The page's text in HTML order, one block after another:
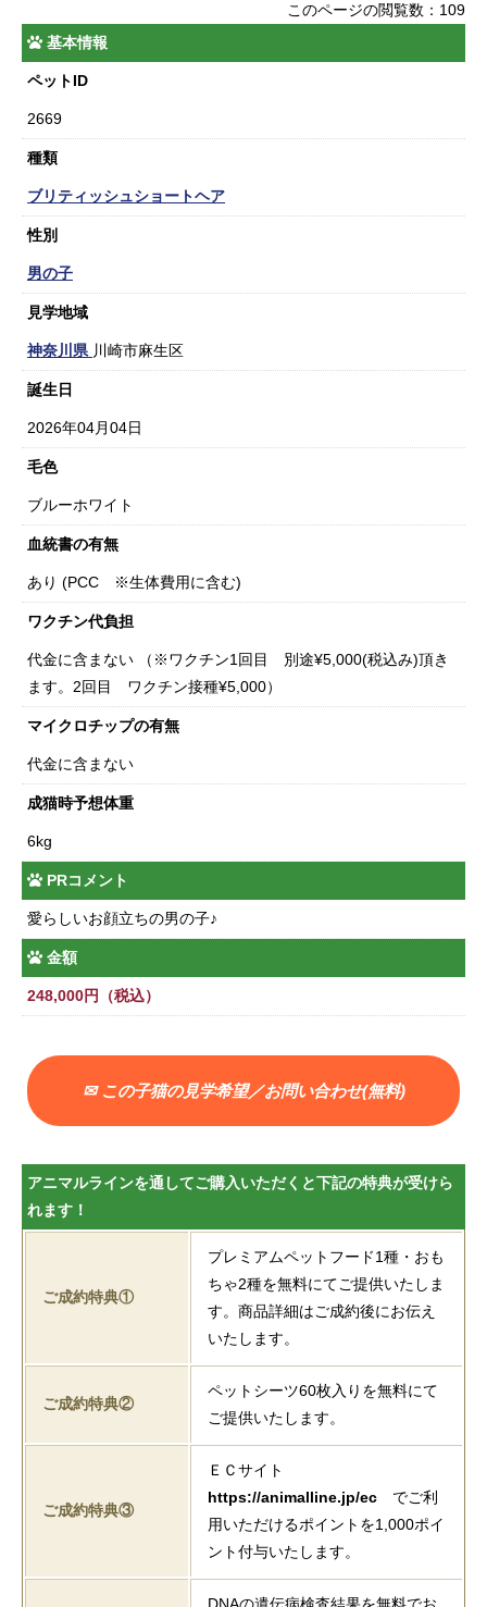
このページの閲覧数：109
基本情報
ペットID
2669
種類
ブリティッシュショートヘア
性別
男の子
見学地域
神奈川県 川崎市麻生区
誕生日
2026年04月04日
毛色
ブルーホワイト
血統書の有無
あり (PCC ※生体費用に含む)
ワクチン代負担
代金に含まない （※ワクチン1回目 別途¥5,000(税込み)頂き
ます。2回目 ワクチン接種¥5,000）
マイクロチップの有無
代金に含まない
成猫時予想体重
6kg
PRコメント
愛らしいお顔立ちの男の子♪
金額
248,000円（税込）
✉ この子猫の見学希望／お問い合わせ(無料)
アニマルラインを通してご購入いただくと下記の特典が受けら
れます！
ご成約特典①
プレミアムペットフード1種・おも
ちゃ2種を無料にてご提供いたしま
す。商品詳細はご成約後にお伝え
いたします。
ご成約特典②
ペットシーツ60枚入りを無料にて
ご提供いたします。
ご成約特典③
ＥＣサイト
https://animalline.jp/ec でご利
用いただけるポイントを1,000ポイ
ント付与いたします。
DNAの遺伝病検査結果を無料でお